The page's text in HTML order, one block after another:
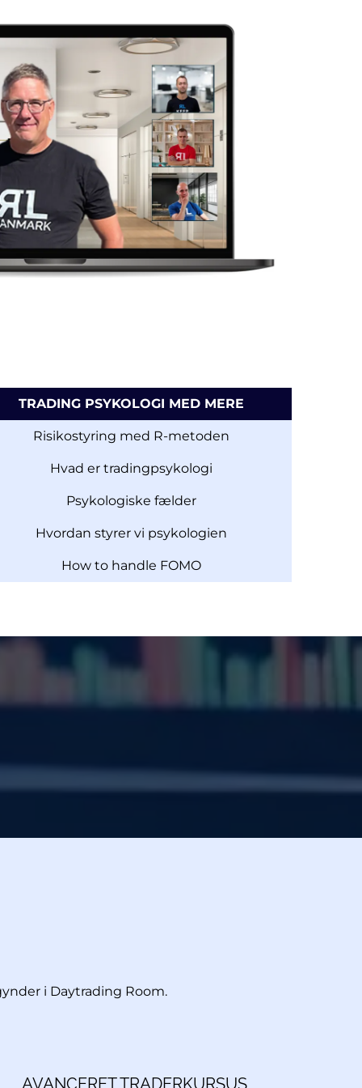
TRADING PSYKOLOGI MED MERE
Risikostyring med R-metoden
Hvad er tradingpsykologi
Psykologiske fælder
Hvordan styrer vi psykologien
How to handle FOMO
i Daytrading Room.